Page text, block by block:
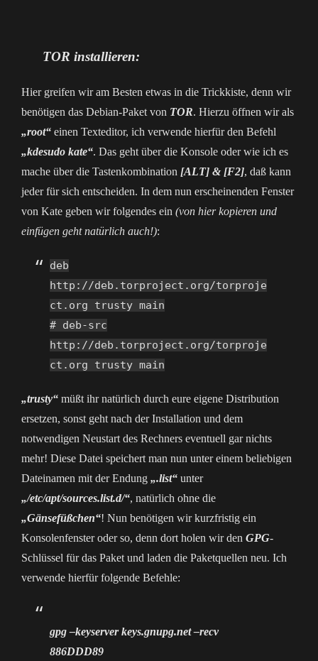
TOR installieren:
Hier greifen wir am Besten etwas in die Trickkiste, denn wir
benötigen das Debian-Paket von TOR. Hierzu öffnen wir als
„root“ einen Texteditor, ich verwende hierfür den Befehl
„kdesudo kate“. Das geht über die Konsole oder wie ich es
mache über die Tastenkombination [ALT] & [F2], daß kann
jeder für sich entscheiden. In dem nun erscheinenden Fenster
von Kate geben wir folgendes ein (von hier kopieren und
einfügen geht natürlich auch!):
deb
http://deb.torproject.org/torproje
ct.org trusty main
# deb-src
http://deb.torproject.org/torproje
ct.org trusty main
„trusty“ müßt ihr natürlich durch eure eigene Distribution
ersetzen, sonst geht nach der Installation und dem
notwendigen Neustart des Rechners eventuell gar nichts
mehr! Diese Datei speichert man nun unter einem beliebigen
Dateinamen mit der Endung „.list“ unter
„/etc/apt/sources.list.d/“, natürlich ohne die
„Gänsefüßchen“! Nun benötigen wir kurzfristig ein
Konsolenfenster oder so, denn dort holen wir den GPG-
Schlüssel für das Paket und laden die Paketquellen neu. Ich
verwende hierfür folgende Befehle:
gpg –keyserver keys.gnupg.net –recv
886DDD89